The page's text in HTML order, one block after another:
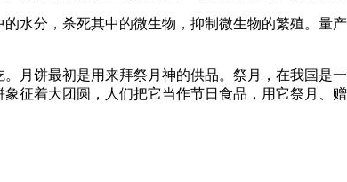
水分，杀死其中的微生物，抑制微生物的繁殖。量
月饼最初是用来拜祭月神的供品。祭月，在我国是
征着大团圆，人们把它当作节日食品，用它祭月、赠